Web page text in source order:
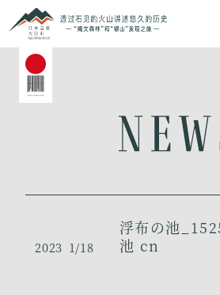
2023 1/18
浮布の池
池 cn